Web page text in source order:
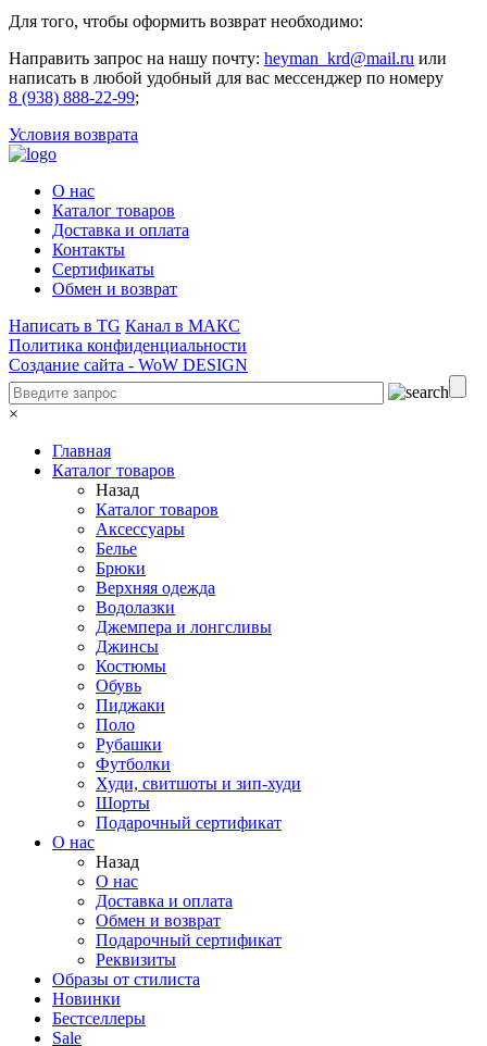
Для того, чтобы оформить возврат необходимо:
Направить запрос на нашу почту: heyman_krd@mail.ru или
написать в любой удобный для вас мессенджер по номеру
8 (938) 888-22-99;
Условия возврата
О нас
Каталог товаров
Доставка и оплата
Контакты
Сертификаты
Обмен и возврат
Написать в TG Канал в МАКС
Политика конфиденциальности
Создание сайта - WoW DESIGN
×
Главная
Каталог товаров
Назад
Каталог товаров
Аксессуары
Белье
Брюки
Верхняя одежда
Водолазки
Джемпера и лонгсливы
Джинсы
Костюмы
Обувь
Пиджаки
Поло
Рубашки
Футболки
Худи, свитшоты и зип-худи
Шорты
Подарочный сертификат
О нас
Назад
О нас
Доставка и оплата
Обмен и возврат
Подарочный сертификат
Реквизиты
Образы от стилиста
Новинки
Бестселлеры
Sale